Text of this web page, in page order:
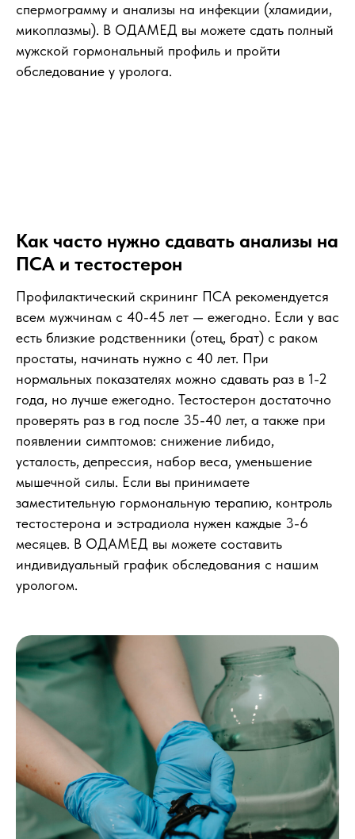
спермограмму и анализы на инфекции (хламидии,
микоплазмы). В ОДАМЕД вы можете сдать полный
мужской гормональный профиль и пройти
обследование у уролога.
Как часто нужно сдавать анализы на
ПСА и тестостерон
Профилактический скрининг ПСА рекомендуется
всем мужчинам с 40-45 лет — ежегодно. Если у вас
есть близкие родственники (отец, брат) с раком
простаты, начинать нужно с 40 лет. При
нормальных показателях можно сдавать раз в 1-2
года, но лучше ежегодно. Тестостерон достаточно
проверять раз в год после 35-40 лет, а также при
появлении симптомов: снижение либидо,
усталость, депрессия, набор веса, уменьшение
мышечной силы. Если вы принимаете
заместительную гормональную терапию, контроль
тестостерона и эстрадиола нужен каждые 3-6
месяцев. В ОДАМЕД вы можете составить
индивидуальный график обследования с нашим
урологом.